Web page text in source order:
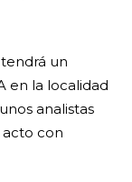
un
en la localidad
analistas
con